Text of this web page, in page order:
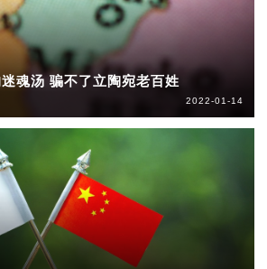
魂汤 骗不了立陶宛老百姓
2022-01-14